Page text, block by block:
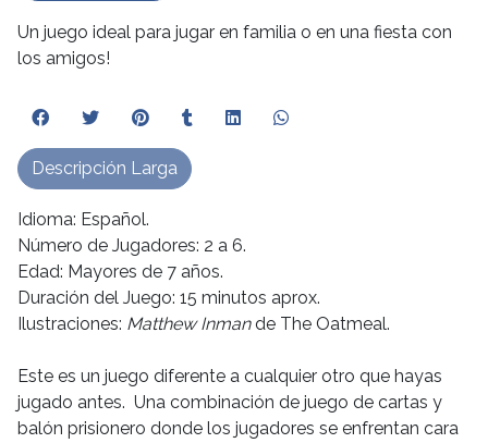
Un juego ideal para jugar en familia o en una fiesta con
los amigos!
Idioma: Español.
Número de Jugadores: 2 a 6.
Edad: Mayores de 7 años.
Duración del Juego: 15 minutos aprox.
Ilustraciones: Matthew Inmande The Oatmeal.
Este es un juego diferente a cualquier otro que hayas
jugado antes. Una combinación de juego de cartas y
balón prisionero donde los jugadores se enfrentan cara
Descripción Larga